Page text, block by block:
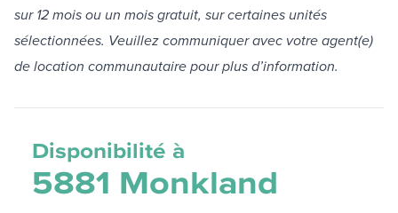
sur 12 mois ou un mois gratuit, sur certaines unités
sélectionnées. Veuillez communiquer avec votre agent(e)
de location communautaire pour plus d’information.
Disponibilité à
5881 Monkland